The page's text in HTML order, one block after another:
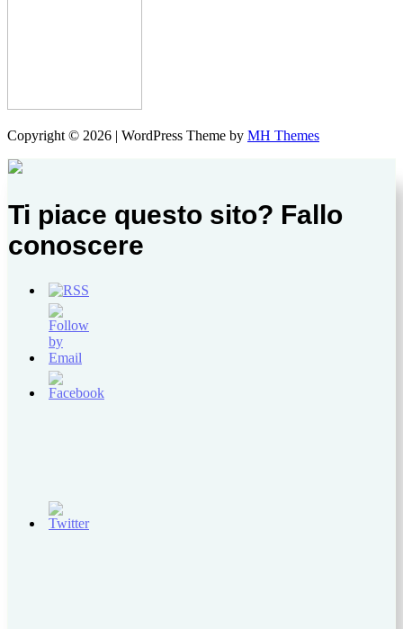
Copyright © 2026 | WordPress Theme by MH Themes
Ti piace questo sito? Fallo
conoscere